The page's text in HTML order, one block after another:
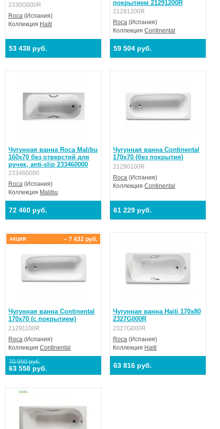
2330G000R
Roca (Испания)
Коллекция Haiti
53 438 руб.
покрытием 21291200R
21291200R
Roca (Испания)
КоллекцияContinental
59 504 руб.
Чугунная ванна Roca Malibu
160x70 без отверстий для
ручек, anti-slip 233460000
233460000
Roca (Испания)
Коллекция Malibu
72 460 руб.
Чугунная ванна Continental
170x70 (без покрытия)
21290100R
Roca (Испания)
КоллекцияContinental
61 229 руб.
Чугунная ванна Continental
170x70 (с покрытием)
21291100R
Roca (Испания)
Коллекция Continental
70 990 руб.
63 558 руб.
– 7 432 руб.
АКЦИЯ
Чугунная ванна Haiti 170х80
2327G000R
2327G000R
Roca (Испания)
Коллекция Haiti
63 816 руб.